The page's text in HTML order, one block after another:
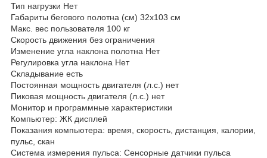
Тип нагрузки Нет
Габариты бегового полотна (см) 32х103 см
Макс. вес пользователя 100 кг
Скорость движения без ограничения
Изменение угла наклона полотна Нет
Регулировка угла наклона Нет
Складывание есть
Постоянная мощность двигателя (л.с.) нет
Пиковая мощность двигателя (л.с.) нет
Монитор и программные характеристики
Компьютер: ЖК дисплей
Показания компьютера: время, скорость, дистанция, калории,
пульс, скан
Система измерения пульса: Сенсорные датчики пульса